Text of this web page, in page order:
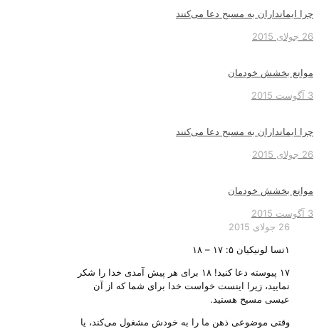
چرا ایمانداران به مسیح دعا‌ می‌‌کنند
26 جولای 2015
موانع بخشش خودمان
3 آگوست 2015
چرا ایمانداران به مسیح دعا‌ می‌‌کنند
26 جولای 2015
موانع بخشش خودمان
3 آگوست 2015
26 جولای 2015
۱تسا لونیکیان ۵: ۱۷ – ۱۸
۱۷ پیوسته دعا کنید! ۱۸ برای هر پیش آمدی خدا را شکر
نمایید، زیرا اینست خواست خدا برای شما که از آن
عیسی مسیح هستید.
وقتی موضوعی ذهن ما را به خودش مشغول می‌‌کند، یا